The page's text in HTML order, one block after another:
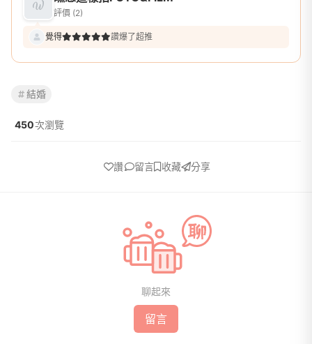
評價 (2)
覺得 讚爆了超推
結婚
450次瀏覽
讚 留言 收藏 分享
聊起來
留言